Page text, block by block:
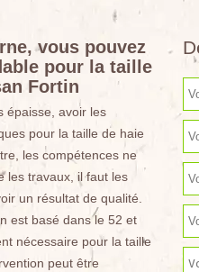
vous pouvez
pour la taille
Fortin
épaisse, avoir les
pour la taille de haie
les compétences ne
les travaux, il faut les
un résultat de qualité.
est basé dans le 52 et
nécessaire pour la taille
peut être